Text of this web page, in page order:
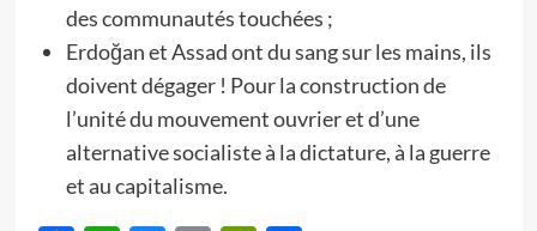
des communautés touchées ;
Erdoğan et Assad ont du sang sur les mains, ils
doivent dégager ! Pour la construction de
l’unité du mouvement ouvrier et d’une
alternative socialiste à la dictature, à la guerre
et au capitalisme.